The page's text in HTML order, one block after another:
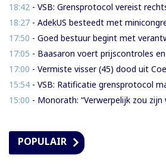
18:42 - VSB: Grensprotocol vereist rechtszekerheid en
18:27 - AdekUS besteedt met minicongres aandacht
17:50 - Goed bestuur begint met
17:05 - Baasaron voert prijscontroles en toezicht op
17:00 - Vermiste visser (45) dood uit
15:54 - VSB: Ratificatie grensprotocol mag geen
15:00 - Monorath: “Verwerpelijk zou zijn wanneer we de dingen zouden
POPULAIR